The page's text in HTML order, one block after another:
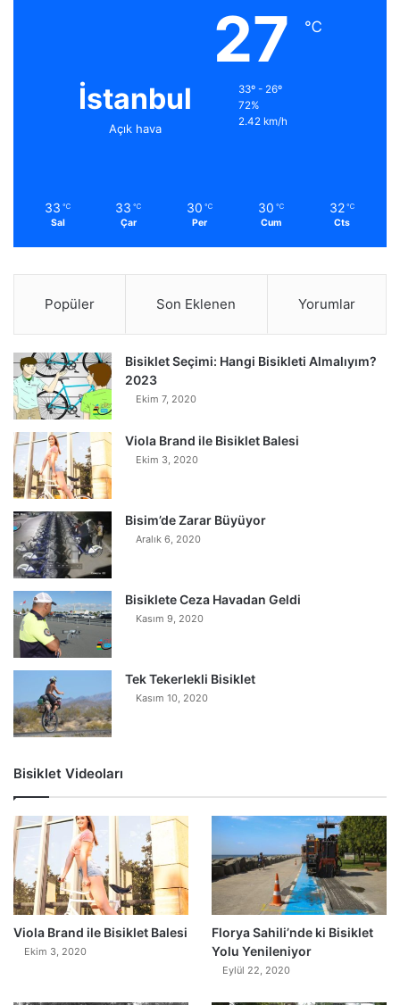
İstanbul
Açık hava
27 ℃
33º - 26º
72%
2.42 km/h
33 ℃
Sal
33 ℃
Çar
30 ℃
Per
30 ℃
Cum
32 ℃
Cts
Popüler Son Eklenen Yorumlar
Bisiklet Seçimi: Hangi Bisikleti Almalıyım?
2023
Ekim 7, 2020
Viola Brand ile Bisiklet Balesi
Ekim 3, 2020
Bisim’de Zarar Büyüyor
Aralık 6, 2020
Bisiklete Ceza Havadan Geldi
Kasım 9, 2020
Tek Tekerlekli Bisiklet
Kasım 10, 2020
Bisiklet Videoları
Viola Brand ile Bisiklet Balesi
Ekim 3, 2020
0
Florya Sahili’nde ki Bisiklet
Yolu Yenileniyor
Eylül 22, 2020